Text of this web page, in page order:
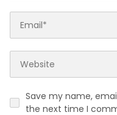
Save my name,
the next time I